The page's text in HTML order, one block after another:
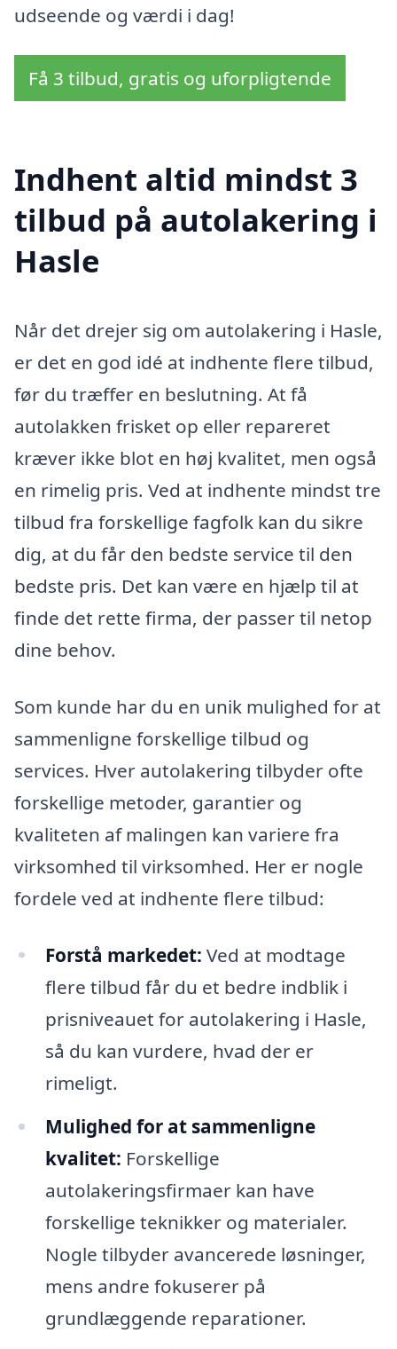
udseende og værdi i dag!
Få 3 tilbud, gratis og uforpligtende
Indhent altid mindst 3
tilbud på autolakering i
Hasle
Når det drejer sig om autolakering i Hasle,
er det en god idé at indhente flere tilbud,
før du træffer en beslutning. At få
autolakken frisket op eller repareret
kræver ikke blot en høj kvalitet, men også
en rimelig pris. Ved at indhente mindst tre
tilbud fra forskellige fagfolk kan du sikre
dig, at du får den bedste service til den
bedste pris. Det kan være en hjælp til at
finde det rette firma, der passer til netop
dine behov.
Som kunde har du en unik mulighed for at
sammenligne forskellige tilbud og
services. Hver autolakering tilbyder ofte
forskellige metoder, garantier og
kvaliteten af malingen kan variere fra
virksomhed til virksomhed. Her er nogle
fordele ved at indhente flere tilbud:
Forstå markedet: Ved at modtage
flere tilbud får du et bedre indblik i
prisniveauet for autolakering i Hasle,
så du kan vurdere, hvad der er
rimeligt.
Mulighed for at sammenligne
kvalitet: Forskellige
autolakeringsfirmaer kan have
forskellige teknikker og materialer.
Nogle tilbyder avancerede løsninger,
mens andre fokuserer på
grundlæggende reparationer.